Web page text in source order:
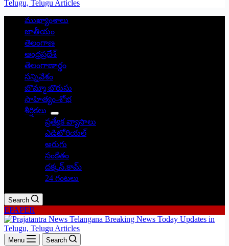
ముఖ్యాంశాలు
జాతీయం
తెలంగాణ
ఆంధ్రప్రదేశ్
తెలంగాణార్థం
సన్నివేశం
బొమ్మా బొరుసు
సాహిత్యం-శోభ
శీర్షికలు
ప్రత్యేక వ్యాసాలు
ఎడిటోరియల్
అరుగు
సంకేతం
దక్కన్.కామ్
24 గంటలు
Search
EPAPER
Menu Search